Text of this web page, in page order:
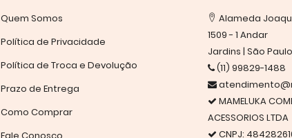
Quem Somos
Política de Privacidade
Política de Troca e Devolução
Prazo de Entrega
Como Comprar
Fale Conosco
Alameda
1509 - 1 Andar
Jardins | São Paulo
(11) 99829-1488
MAMELUKA
ACESSORIOS LTDA
CNPJ: